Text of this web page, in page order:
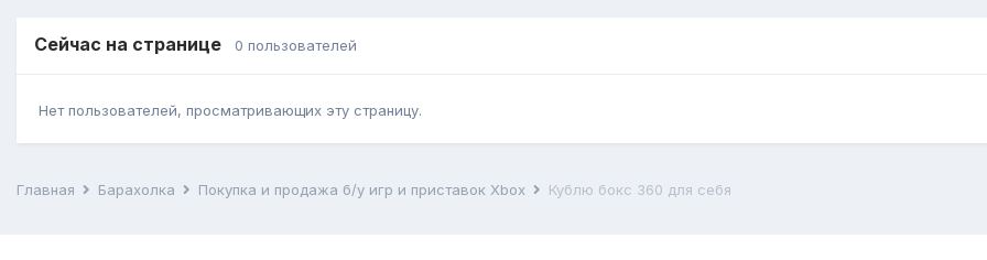
Сейчас на странице 0 пользователей
Нет пользователей, просматривающих эту страницу.
Главная Барахолка Покупка и продажа б/у игр и приставок Xbox Кублю бокс 360 для себя